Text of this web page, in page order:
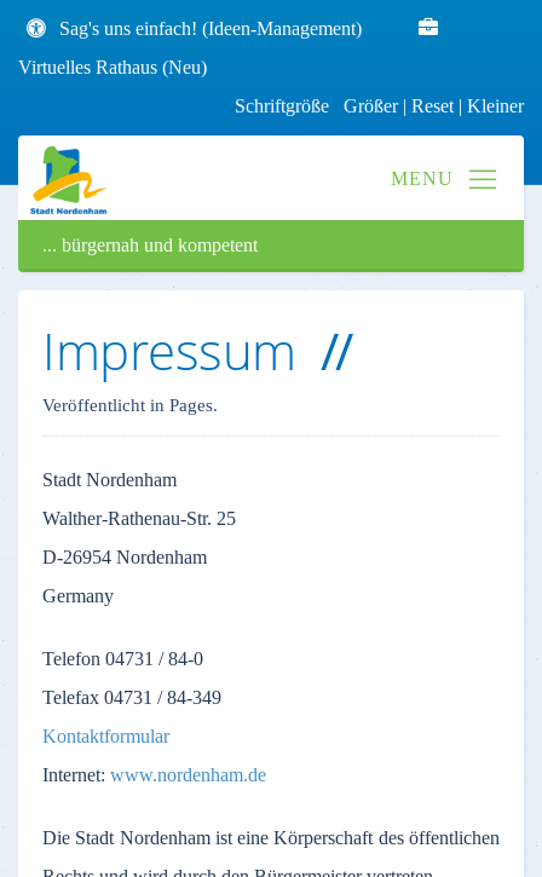
Sag's uns einfach! (Ideen-Management)
Virtuelles Rathaus (Neu)
Schriftgröße Größer| Reset | Kleiner
... bürgernah und kompetent
Impressum
Veröffentlicht in Pages.
Stadt Nordenham
Walther-Rathenau-Str. 25
D-26954 Nordenham
Germany
Telefon 04731 / 84-0
Telefax 04731 / 84-349
Kontaktformular
Internet: www.nordenham.de
Die Stadt Nordenham ist eine Körperschaft desöffentlichen